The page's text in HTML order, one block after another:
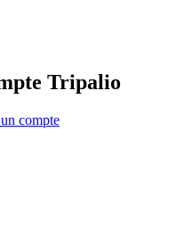
Tripalio
compte